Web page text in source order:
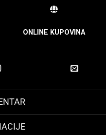
ONLINE KUPOVINA